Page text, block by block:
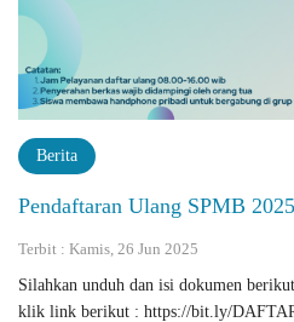
Berita
Pendaftaran Ulang SPMB
Terbit : Kamis, 26 Jun 2025
Silahkan unduh dan isi dokumen
klik link berikut : https://bit.ly/